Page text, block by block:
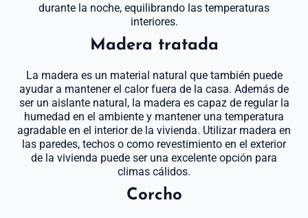
durante la noche, equilibrando las temperaturas
interiores.
Madera tratada
La madera es un material natural que también puede
ayudar a mantener el calor fuera de la casa. Además de
ser un aislante natural, la madera es capaz de regular la
humedad en el ambiente y mantener una temperatura
agradable en el interior de la vivienda. Utilizar madera en
las paredes, techos o como revestimiento en el exterior
de la vivienda puede ser una excelente opción para
climas cálidos.
Corcho